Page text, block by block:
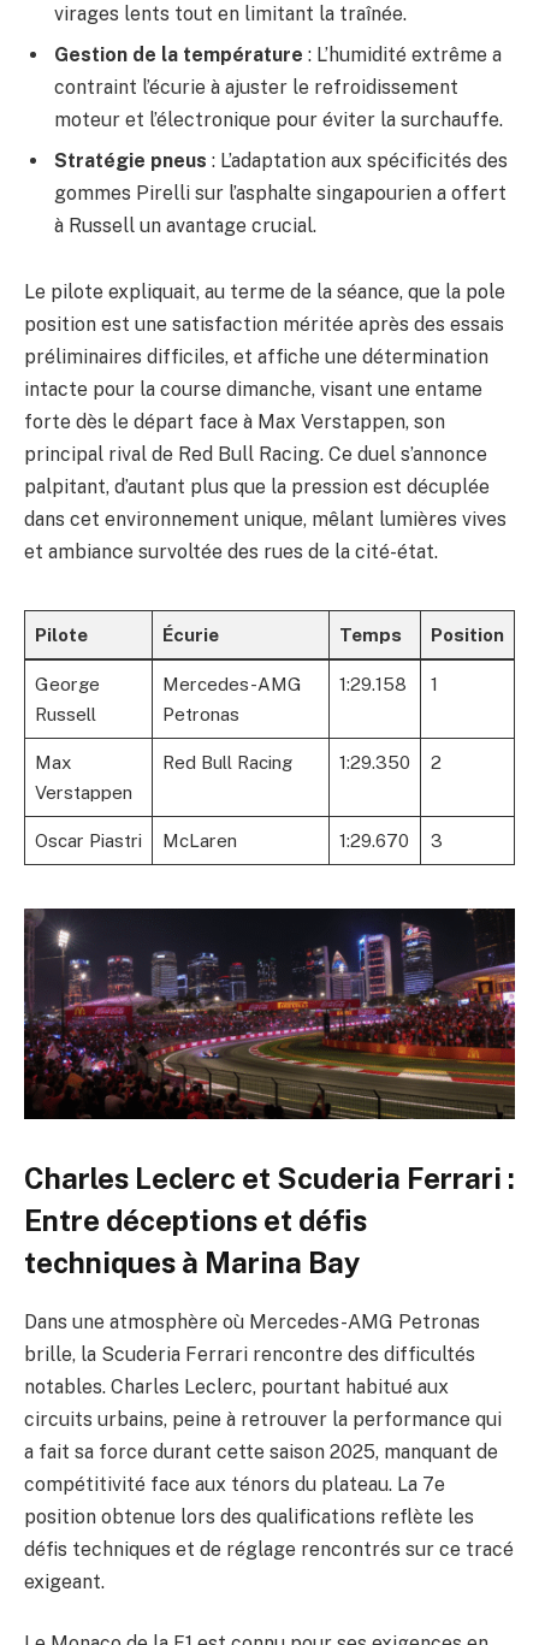
virages lents tout en limitant la traînée.
Gestion de la température : L’humidité extrême a
contraint l’écurie à ajuster le refroidissement
moteur et l’électronique pour éviter la surchauffe.
Stratégie pneus : L’adaptation aux spécificités des
gommes Pirelli sur l’asphalte singapourien a offert
à Russell un avantage crucial.
Le pilote expliquait, au terme de la séance, que la pole
position est une satisfaction méritée après des essais
préliminaires difficiles, et affiche une détermination
intacte pour la course dimanche, visant une entame
forte dès le départ face à Max Verstappen, son
principal rival de Red Bull Racing. Ce duel s’annonce
palpitant, d’autant plus que la pression est décuplée
dans cet environnement unique, mêlant lumières vives
et ambiance survoltée des rues de la cité-état.
Pilote Écurie Temps Position
George
Russell
Mercedes-AMG
Petronas
1:29.158 1
Max
Verstappen
Red Bull Racing 1:29.350 2
Oscar Piastri McLaren 1:29.670 3
Charles Leclerc et Scuderia Ferrari :
Entre déceptions et défis
techniques à Marina Bay
Dans une atmosphère où Mercedes-AMG Petronas
brille, la Scuderia Ferrari rencontre des difficultés
notables. Charles Leclerc, pourtant habitué aux
circuits urbains, peine à retrouver la performance qui
a fait sa force durant cette saison 2025, manquant de
compétitivité face aux ténors du plateau. La 7e
position obtenue lors des qualifications reflète les
défis techniques et de réglage rencontrés sur ce tracé
exigeant.